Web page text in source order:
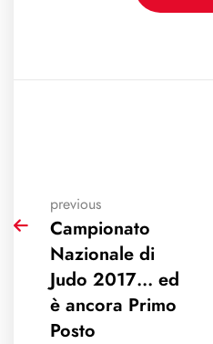
previous
Campionato
Nazionale di
Judo 2017… ed
è ancora Primo
Posto